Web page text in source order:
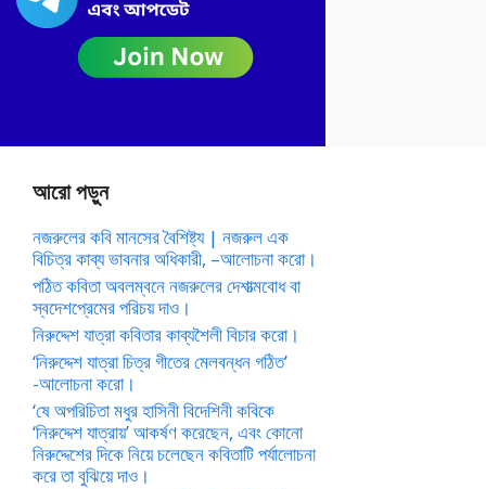
আরো পড়ুন
নজরুলের কবি মানসের বৈশিষ্ট্য | নজরুল এক
বিচিত্র কাব্য ভাবনার অধিকারী, –আলোচনা করো।
পঠিত কবিতা অবলম্বনে নজরুলের দেশাত্মবোধ বা
স্বদেশপ্রেমের পরিচয় দাও।
নিরুদ্দেশ যাত্রা কবিতার কাব্যশৈলী বিচার করো।
‘নিরুদ্দেশ যাত্রা চিত্র গীতের মেলবন্ধন গঠিত’
-আলোচনা করো।
‘ষে অপরিচিতা মধুর হাসিনী বিদেশিনী কবিকে
‘নিরুদ্দেশ যাত্রায়’ আকর্ষণ করেছেন, এবং কোনো
নিরুদ্দেশের দিকে নিয়ে চলেছেন কবিতাটি পর্যালোচনা
করে তা বুঝিয়ে দাও।